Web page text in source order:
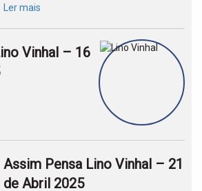
Ler mais
Vinhal – 16
Assim Pensa Lino Vinhal – 21
de Abril 2025